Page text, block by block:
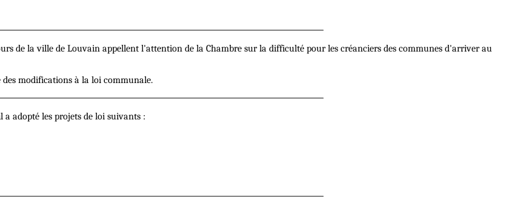
de la ville de Louvain appellent l'attention de la Chambre sur la difficulté pour les créanciers des communes d'arriver au
modifications à la loi communale.
a adopté les projets de loi suivants :